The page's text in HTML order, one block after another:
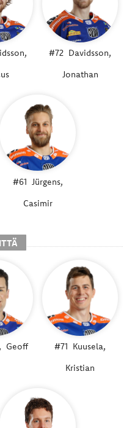
#72 Davidsson,
Jonathan
#61
Jürgens,
Casimir
Geoff #71 Kuusela,
Kristian